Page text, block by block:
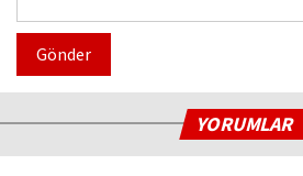
Gönder
YORUMLAR